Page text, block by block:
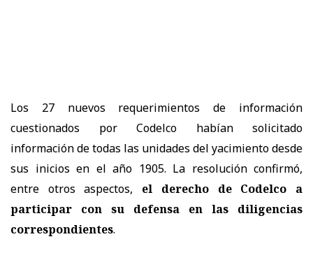
Los 27 nuevos requerimientos de información
cuestionados por Codelco habían solicitado
información de todas las unidades del yacimiento desde
sus inicios en el año 1905. La resolución confirmó,
entre otros aspectos, el derecho de Codelco a
participar con su defensa en las diligencias
correspondientes.